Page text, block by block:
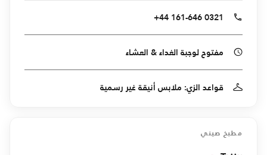
+44 161-646 0321
مفتوح لوجبة الغداء & العشاء
قواعد الزي: ملابس أنيقة غير رسمية
مطبخ صيني